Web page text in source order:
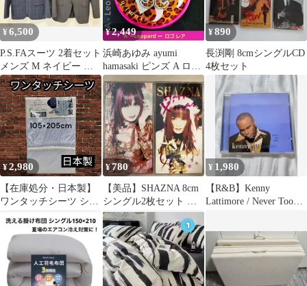
¥6,500
P.S.FAスーツ 2着セット
メンズ M ネイビー グ
レー チェック ビジネス
¥2,449
浜崎あゆみ ayumi
hamasaki ピンズ A ロゴ
ガチャ レア
¥890
長渕剛 8cmシングルCD
4枚セット
¥2,980
【在庫処分・日本製】
ワンタッチシーツ シン
オックス織 綿100% ブ
ルー <16200>
¥780
【美品】SHAZNA 8cm
シングル2枚セット デ
ィスク美品
¥ 1,980
【R&B】Kenny
Lattimore / Never Too